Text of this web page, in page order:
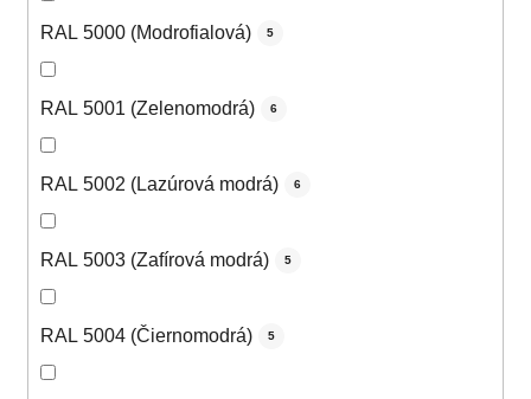
RAL 5000 (Modrofialová) 5
RAL 5001 (Zelenomodrá) 6
RAL 5002 (Lazúrová modrá) 6
RAL 5003 (Zafírová modrá) 5
RAL 5004 (Čiernomodrá) 5